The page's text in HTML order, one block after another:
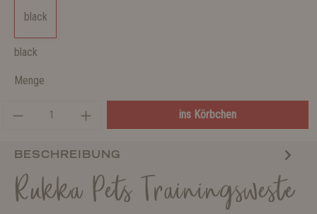
black
black
Menge
ins Körbchen
BESCHREIBUNG
Rukka Pets Trainingsweste